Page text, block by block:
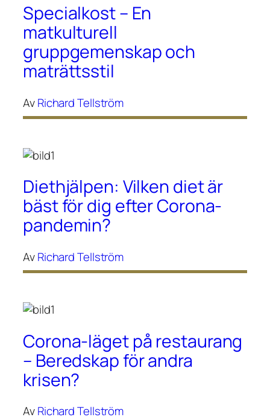
Specialkost – En
matkulturell
gruppgemenskap och
maträttsstil
AvRichard Tellström
Diethjälpen: Vilken diet är
bäst för dig efter Corona-
pandemin?
AvRichard Tellström
Corona-läget på restaurang
– Beredskap för andra
krisen?
AvRichard Tellström